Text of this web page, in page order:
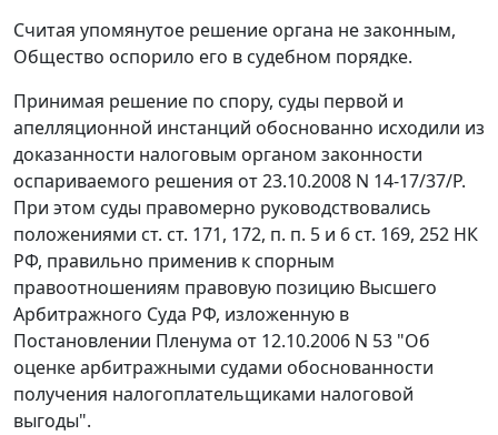
Считая упомянутое решение органа не законным,
Общество оспорило его в судебном порядке.
Принимая решение по спору, суды первой и
апелляционной инстанций обоснованно исходили из
доказанности налоговым органом законности
оспариваемого решения от 23.10.2008 N 14-17/37/Р.
При этом суды правомерно руководствовались
положениями ст. ст. 171, 172, п. п. 5 и 6 ст. 169, 252 НК
РФ, правильно применив к спорным
правоотношениям правовую позицию Высшего
Арбитражного Суда РФ, изложенную в
Постановлении Пленума от 12.10.2006 N 53 "Об
оценке арбитражными судами обоснованности
получения налогоплательщиками налоговой
выгоды".